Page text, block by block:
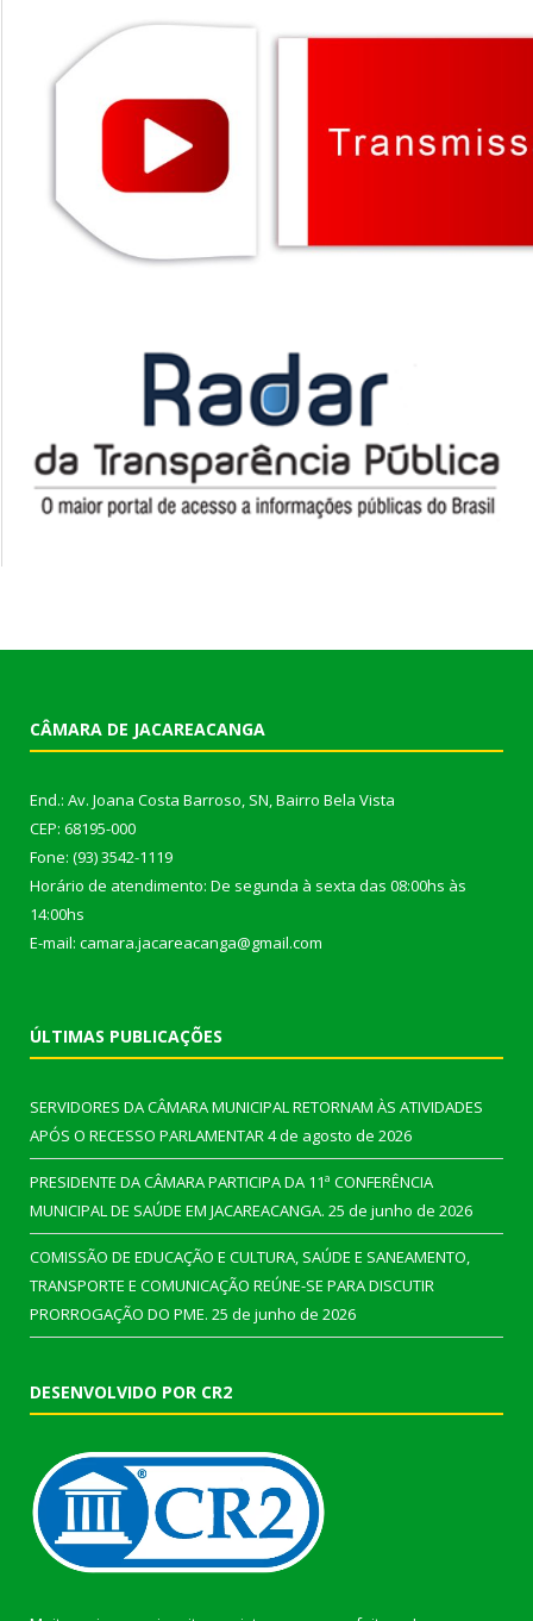
CÂMARA DE JACAREACANGA
End.: Av. Joana Costa Barroso, SN, Bairro Bela Vista
CEP: 68195-000
Fone: (93) 3542-1119
Horário de atendimento: De segunda à sexta das 08:00hs às
14:00hs
E-mail: camara.jacareacanga@gmail.com
ÚLTIMAS PUBLICAÇÕES
SERVIDORES DA CÂMARA MUNICIPAL RETORNAM ÀS ATIVIDADES
APÓS O RECESSO PARLAMENTAR4 de agosto de 2026
PRESIDENTE DA CÂMARA PARTICIPA DA 11ª CONFERÊNCIA
MUNICIPAL DE SAÚDE EM JACAREACANGA. 25 de junho de 2026
COMISSÃO DE EDUCAÇÃO E CULTURA, SAÚDE E SANEAMENTO,
TRANSPORTE E COMUNICAÇÃO REÚNE-SE PARA DISCUTIR
PRORROGAÇÃO DO PME. 25 de junho de 2026
DESENVOLVIDO POR CR2